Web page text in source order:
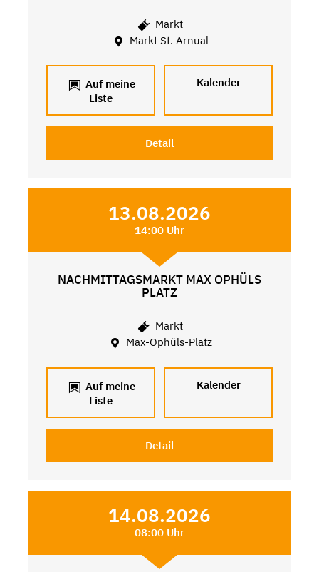
Markt
Markt St. Arnual
Auf meine
Liste
Kalender
Detail
13.08.2026
14:00 Uhr
NACHMITTAGSMARKT MAX OPHÜLS
PLATZ
Markt
Max-Ophüls-Platz
Auf meine
Liste
Kalender
Detail
14.08.2026
08:00 Uhr